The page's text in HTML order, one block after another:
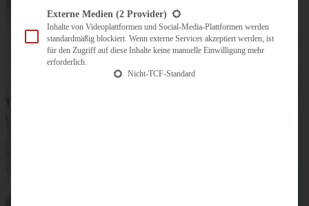
Externe Medien (2 Provider)
Inhalte von Videoplattformen und Social-Media-Plattformen werden
standardmäßig blockiert. Wenn externe Services akzeptiert werden, ist
für den Zugriff auf diese Inhalte keine manuelle Einwilligung mehr
erforderlich.
Nicht-TCF-Standard